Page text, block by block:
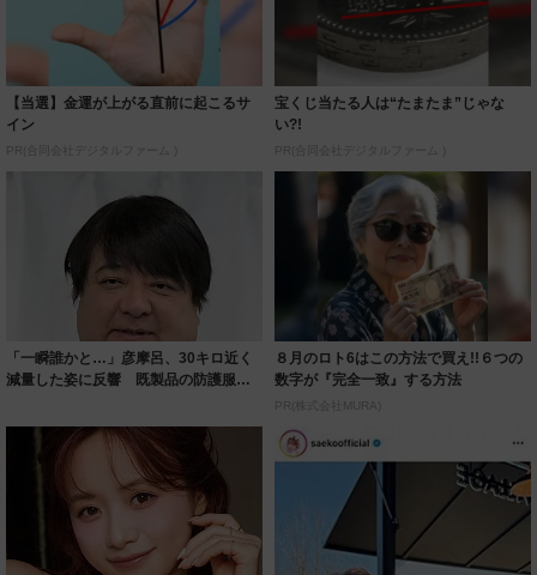
【当選】金運が上がる直前に起こるサ
イン
PR(合同会社デジタルファーム )
宝くじ当たる人は“たまたま”じゃな
い?!
PR(合同会社デジタルファーム )
「一瞬誰かと…」彦摩呂、30キロ近く
減量した姿に反響 既製品の防護服が
８月のロト6はこの方法で買え!!６つの
数字が『完全一致』する方法
PR(株式会社MURA)